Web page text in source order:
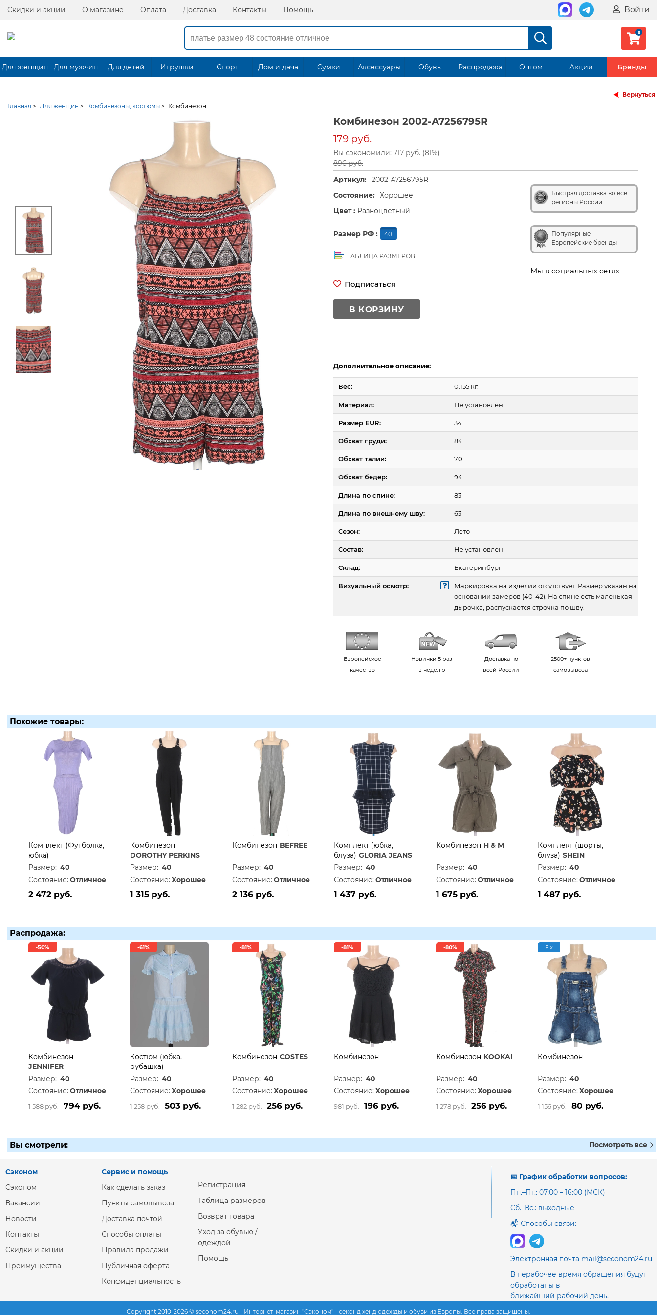
Скидки и акции О магазине Оплата Доставка Контакты Помощь Войти
Для женщин Для мужчин Для детей Игрушки Спорт Дом и дача Сумки Аксессуары Обувь Распродажа Оптом Акции Бренды
Вернуться
Главная > Для женщин > Комбинезоны, костюмы > Комбинезон
Комбинезон 2002-A7256795R
179 руб.
Вы сэкономили: 717 руб. (81%)
896 руб.
Быстрая доставка во все
регионы России.
Популярные
Европейские бренды
Мы в социальных сетях
Артикул: 2002-A7256795R
Состояние: Хорошее
Цвет : Разноцветный
Размер РФ : 40
ТАБЛИЦА РАЗМЕРОВ
Подписаться
В КОРЗИНУ
Дополнительное описание:
Вес: 0.155 кг.
Материал: Не установлен
Размер EUR: 34
Обхват груди: 84
Обхват талии: 70
Обхват бедер: 94
Длина по спине: 83
Длина по внешнему шву: 63
Сезон: Лето
Состав: Не установлен
Склад: Екатеринбург
Визуальный осмотр:
Маркировка на изделии отсутствует. Размер указан на
основании замеров (40-42). На спине есть маленькая
дырочка, распускается строчка по шву.
Европейское
качество
Новинки 5 раз
в неделю
Доставка по
всей России
2500+ пунктов
самовывоза
Похожие товары:
Комплект (Футболка,
юбка)
Размер: 40
Состояние: Отличное
2 472 руб.
Комбинезон
DOROTHY PERKINS
Размер: 40
Состояние: Хорошее
1 315 руб.
Комбинезон BEFREE
Размер: 40
Состояние: Отличное
2 136 руб.
Комплект (юбка,
блуза) GLORIA JEANS
Размер: 40
Состояние: Отличное
1 437 руб.
Комбинезон H & M
Размер: 40
Состояние: Отличное
1 675 руб.
Комплект (шорты,
блуза) SHEIN
Размер: 40
Состояние: Отличное
1 487 руб.
Распродажа:
-50%
Комбинезон
JENNIFER
Размер: 40
Состояние: Отличное
1 588 руб. 794 руб.
-61%
Костюм (юбка,
рубашка)
Размер: 40
Состояние: Хорошее
1 258 руб. 503 руб.
-81%
Комбинезон COSTES
Размер: 40
Состояние: Хорошее
1 282 руб. 256 руб.
-81%
Комбинезон
Размер: 40
Состояние: Хорошее
981 руб. 196 руб.
-80%
Комбинезон KOOKAI
Размер: 40
Состояние: Хорошее
1 278 руб. 256 руб.
Fix
Комбинезон
Размер: 40
Состояние: Хорошее
1 156 руб. 80 руб.
Вы смотрели: Посмотреть все
📅 График обработки вопросов:
Пн.–Пт.: 07:00 – 16:00 (МСК)
Сб.–Вс.: выходные
📬 Способы связи:
Электронная почта mail@seconom24.ru
В нерабочее время обращения будут
обработаны в
ближайший рабочий день.
Сэконом
Сэконом
Вакансии
Новости
Контакты
Скидки и акции
Преимущества
Сервис и помощь
Как сделать заказ
Пункты самовывоза
Доставка почтой
Способы оплаты
Правила продажи
Публичная оферта
Конфиденциальность
Регистрация
Таблица размеров
Возврат товара
Уход за обувью /
одеждой
Помощь
Copyright 2010-2026 © seconom24.ru - Интернет-магазин "Сэконом" - секонд хенд одежды и обуви из Европы. Все права защищены.